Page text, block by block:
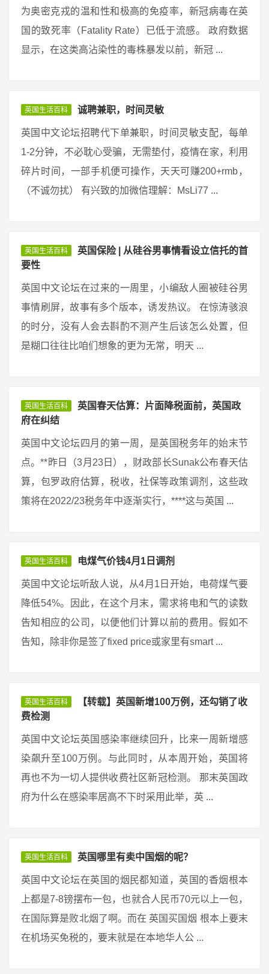
为奥密克戎的温和性和极高的免疫率，新冠病毒在英
国的致死率（Fatality Rate）已低于流感。 政府数据
显示，在这类高沾染性的毒株暴发以前，新冠 ...
英国生活百科 诚聘兼职，时间灵敏
英国中文论坛招聘代下单兼职，时间灵敏支配，每单
1-2分钟，不必耽心受骗，无需垫付，疫情在家，利用
碎片时间，一部手机便可操作，天天可赚200+rmb，
（不诚勿扰） 有兴致的加微信理解：MsLi77 ...
英国生活百科
英国保险 | 从硅谷男事情看设立信托的首
要性
英国中文论坛在过来的一周里，小编敌人圈被硅谷男
事情刷屏，故事有多个版本，诱发热议。 在惊涛骇浪
的时分，没有人会去斟酌不测产生后该怎么处置，但
是糊口往往比咱们想象的更为无常，明天 ...
英国生活百科
英国春天估算：片面降税面前，英国政
府在纠结
英国中文论坛四月的第一周，是英国税务年的始末节
点。**昨日（3月23日），财政部长Sunak公布春天估
算，包罗政府估算，税收，社保等政策调剂，这些政
策将在2022/23税务年中逐渐实行，****这与英国 ...
英国生活百科 电煤气价钱4月1日调剂
英国中文论坛听敌人说，从4月1日开始，电荷煤气要
降低54%。因此，在这个月末，需求将电和气的读数
告知相应的公司，以便他们计算以前的费用。假如不
告知，除非你是签了fixed price或家里有smart ...
英国生活百科
【转载】英国新增100万例，还勾销了收
费检测
英国中文论坛英国感染率继续回升，比来一周新增感
染飙升至100万例。与此同时，从本周开始，英国将
再也不为一切人提供收费社区新冠检测。 那末英国政
府为什么在感染率居高不下时采用此举，英 ...
英国生活百科 英国哪里有卖中国烟的呢？
英国中文论坛在英国的烟民都知道，英国的香烟根本
上都是7-8镑摆布一包，也就合人民币70元以上一包，
在国际算是败北烟了啊。而在 英国买国烟 根本上要末
在机场买免税的，要末就是在本地华人公 ...